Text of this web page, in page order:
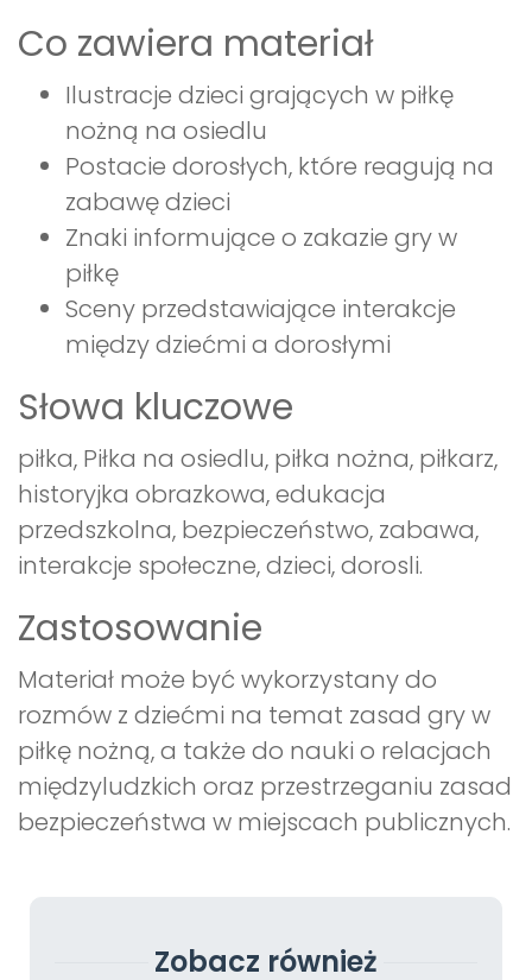
Co zawiera materiał
Ilustracje dzieci grających w piłkę
nożną na osiedlu
Postacie dorosłych, które reagują na
zabawę dzieci
Znaki informujące o zakazie gry w
piłkę
Sceny przedstawiające interakcje
między dziećmi a dorosłymi
Słowa kluczowe
piłka, Piłka na osiedlu, piłka nożna, piłkarz,
historyjka obrazkowa, edukacja
przedszkolna, bezpieczeństwo, zabawa,
interakcje społeczne, dzieci, dorosli.
Zastosowanie
Materiał może być wykorzystany do
rozmów z dziećmi na temat zasad gry w
piłkę nożną, a także do nauki o relacjach
międzyludzkich oraz przestrzeganiu zasad
bezpieczeństwa w miejscach publicznych.
Zobacz również